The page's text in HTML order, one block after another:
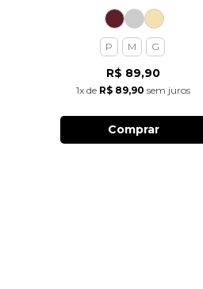
P M G
R$ 89,90
1x de R$ 89,90 sem juros
Comprar